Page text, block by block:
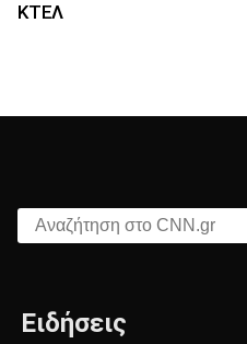
ΚΤΕΛ
Αναζήτηση στο CNN.gr
Ειδήσεις